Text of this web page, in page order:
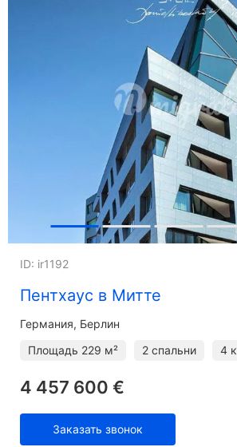
Пентхаус в Митте
ID: ir1192
Германия, Берлин
Площадь 229 м² 2 спальни 4
4 457 600 €
Заказать звонок